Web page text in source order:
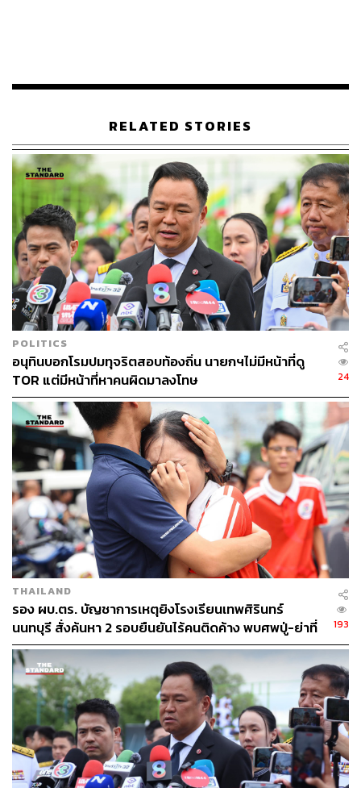
สร้างผลงานอะไรให้ประชาชนจดจำได้ในกระทรวงที่เป็น
ส่วนกลางสู่ท้องถิ่น และดูแลภารกิจที่กระทบต่อชีวิต
ประชาชนในทุกมิติ ตั้งแต่เกิด แก่ เจ็บ ตาย ในทุกพื้นที่ของ
ประเทศ
บทสัมภาษณ์พิเศษครั้งนี้ THE STANDARD ชวนรัฐมนตรี
ช่วยว่าการกระทรวงมหาดไทยทั้ง 3 คน พูดคุยผ่านคำถามชุด
เดียวกัน ตั้งแต่ความรู้สึกในวันที่รู้ว่าจะได้รับตำแหน่ง วินาที
แรกที่เดินเข้ากระทรวงมหาดไทย มุมมองต่อคำว่า ‘บ้านใหญ่’
แรงกดดันจากนามสกุลทางการเมือง บทเรียนจากครอบครัว
ครูทางการเมือง
ตลอดจนโจทย์ใหญ่ของกระทรวงมหาดไทยในยุคนี้ เพราะ
เบื้องหลังตำแหน่งรัฐมนตรี ไม่ได้มีเพียงอำนาจหรือเกียรติยศ
แต่ยังมีความคาดหวัง ภาระ และการพิสูจน์ตัวเองที่ต้องเกิด
ขึ้นทุกวัน
รู้จัก 3 รมช.มหาดไทย
พลพีร์ สุวรรณฉวี มท.2
กำกับดูแลกรมที่ดิน กรมการพัฒนาชุมชน (พช.)
RELATED STORIES
POLITICS
อนุทินบอกโรมปมทุจริตสอบท้องถิ่น นายกฯไม่มีหน้าที่ดู
TOR แต่มีหน้าที่หาคนผิดมาลงโทษ
24
THAILAND
รอง ผบ.ตร. บัญชาการเหตุยิงโรงเรียนเทพศิรินทร์
นนทบุรี สั่งค้นหา 2 รอบยืนยันไร้คนติดค้าง พบศพปู่-ย่าที่
บ้านพักผู้ก่อเหตุ
193